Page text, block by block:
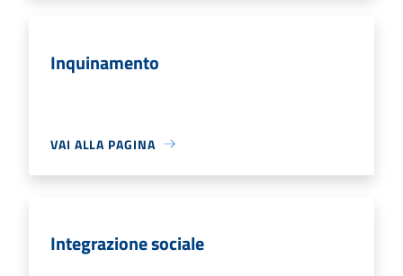
Inquinamento
VAI ALLA PAGINA
Integrazione sociale